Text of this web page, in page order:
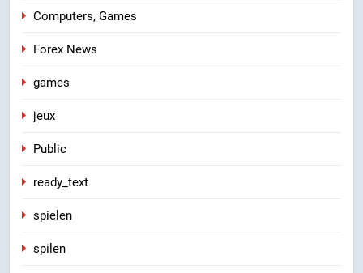
Computers, Games
Forex News
games
jeux
Public
ready_text
spielen
spilen